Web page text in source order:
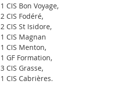
1 CIS Bon Voyage,
2 CIS Fodéré,
2 CIS St Isidore,
1 CIS Magnan
1 CIS Menton,
1 GF Formation,
3 CIS Grasse,
1 CIS Cabrières.